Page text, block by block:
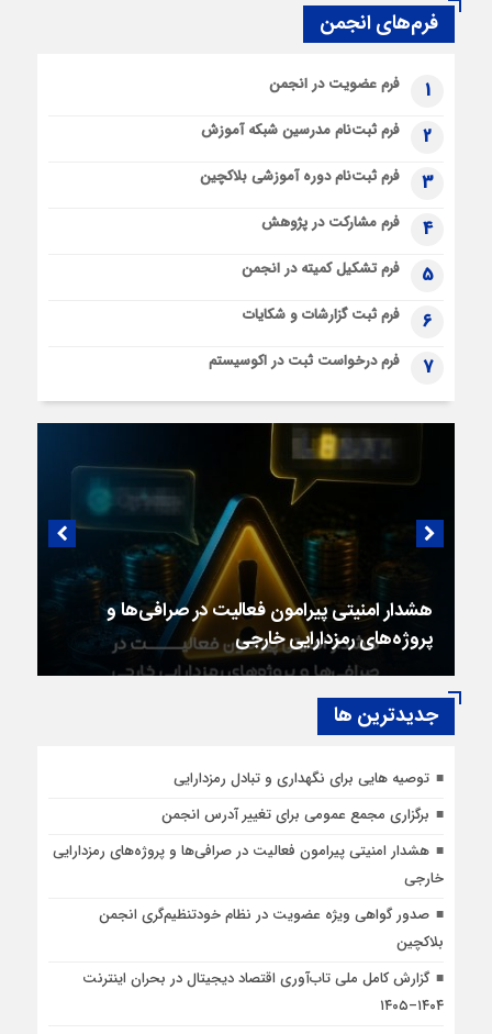
فرم‌های انجمن
1 فرم عضویت در انجمن
2 فرم ثبت‌نام مدرسین شبکه آموزش
3 فرم ثبت‌نام دوره آموزشی بلاکچین
4 فرم مشارکت در پژوهش
5 فرم تشکیل کمیته در انجمن
6 فرم ثبت گزارشات و شکایات
7 فرم درخواست ثبت در اکوسیستم
هشدار امنیتی پیرامون فعالیت در صرافی‌ها و
پروژه‌های رمزدارایی خارجی
جديدترين ها
توصیه هایی برای نگهداری و تبادل رمزدارایی
برگزاری مجمع عمومی برای تغییر آدرس انجمن
هشدار امنیتی پیرامون فعالیت در صرافی‌ها و پروژه‌های رمزدارایی
خارجی
صدور گواهی ویژه عضویت در نظام خودتنظیم‌گری انجمن
بلاکچین
گزارش کامل ملی تاب‌آوری اقتصاد دیجیتال در بحران اینترنت
۱۴۰۴–۱۴۰۵